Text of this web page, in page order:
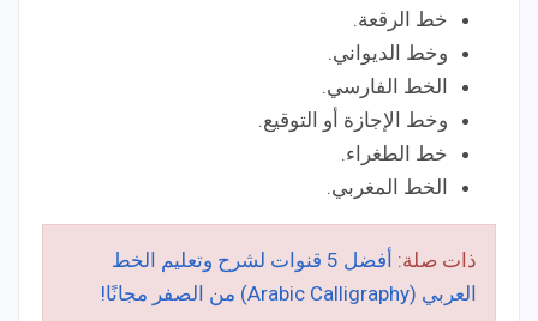
خط الرقعة.
وخط الديواني.
الخط الفارسي.
وخط الإجازة أو التوقيع.
خط الطغراء.
الخط المغربي.
ذات صلة:
أفضل 5 قنوات لشرح وتعليم الخط
العربي (Arabic Calligraphy) من الصفر مجانًا!